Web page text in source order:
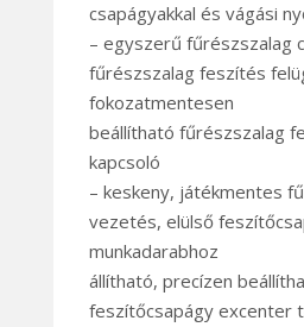
csapágyakkal és vágási
– egyszerű fűrészszalag
fűrészszalag feszítés
fokozatmentesen
beállítható fűrészszalag
kapcsoló
– keskeny, játékmentes
vezetés, elülső
munkadarabhoz
állítható, precízen
feszítőcsapágy excenter